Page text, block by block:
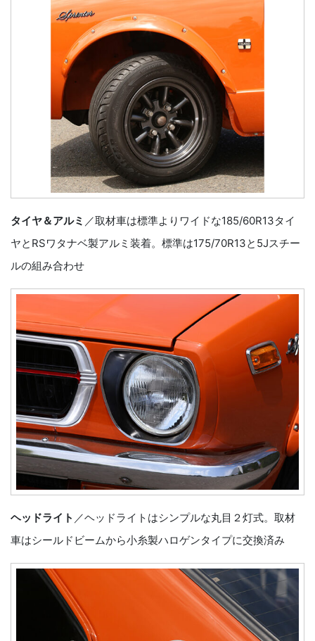
タイヤ＆アルミ ／取材車は標準よりワイドな185/60R13タイ
ヤとRSワタナベ製アルミ装着。標準は175/70R13と5Jスチー
ルの組み合わせ
ヘッドライト ／ヘッドライトはシンプルな丸目２灯式。取材
車はシールドビームから小糸製ハロゲンタイプに交換済み